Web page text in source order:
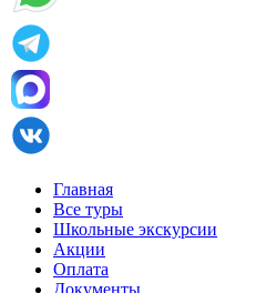
Главная
Все туры
Школьные экскурсии
Акции
Оплата
Документы